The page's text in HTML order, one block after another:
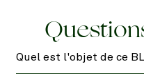
Quel est l'objet de ce